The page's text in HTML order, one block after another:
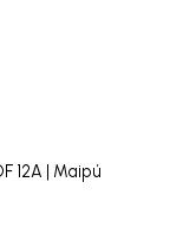
12A | Maipú